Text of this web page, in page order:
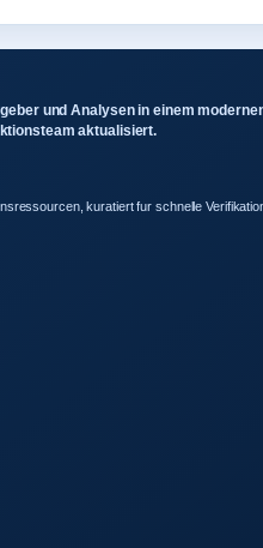
und Analysen in einem
aktualisiert.
kuratiert fur schnelle